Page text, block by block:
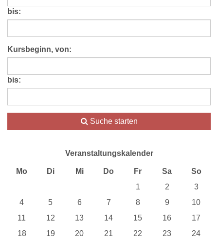
bis:
Kursbeginn, von:
bis:
Suche starten
Veranstaltungskalender
Mo Di Mi Do Fr Sa
So
1
2
3
4
5 6 7 8 9
10
11
12 13 14 15 16
17
18
19 20 21 22 23
24